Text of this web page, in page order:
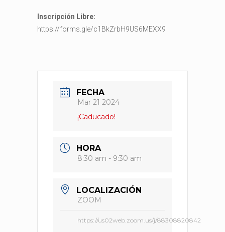
Inscripción Libre:
https://forms.gle/c1BkZrbH9US6MEXX9
FECHA
Mar 21 2024
¡Caducado!
HORA
8:30 am - 9:30 am
LOCALIZACIÓN
ZOOM
https://us02web.zoom.us/j/88308820842